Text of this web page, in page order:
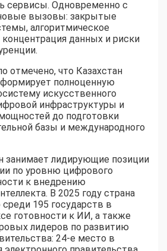
сервисы. Одновременно с
вызовы: закрытые
алгоритмическое
концентрация данных и риски
отмечено, что Казахстан
полноценную
искусственного
инфраструктуры и
до подготовки
базы и международного
занимает лидирующие позиции
по уровню цифрового
к внедрению
В 2025 году страна
195 государств в
готовности к ИИ, а также
лидеров по развитию
24-е место в